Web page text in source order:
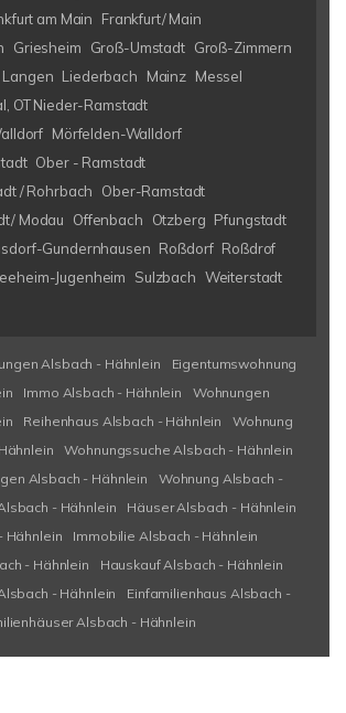
am Main
Frankfurt/ Main
Griesheim Groß-Umstadt Groß-Zimmern
Langen Liederbach Mainz Messel
OT Nieder-Ramstadt
Mörfelden-Walldorf
Ober - Ramstadt
/ Rohrbach
Ober-Ramstadt
Modau
Offenbach Otzberg Pfungstadt
Gundernhausen Roßdorf Roßdrof
Jugenheim Sulzbach Weiterstadt
Alsbach - Hähnlein
Eigentumswohnung
Immo Alsbach - Hähnlein
Wohnungen
Reihenhaus Alsbach - Hähnlein
Wohnung
Wohnungssuche Alsbach - Hähnlein
Alsbach - Hähnlein
Wohnung Alsbach -
- Hähnlein
Häuser Alsbach - Hähnlein
Hähnlein
Immobilie Alsbach - Hähnlein
- Hähnlein
Hauskauf Alsbach - Hähnlein
- Hähnlein
Einfamilienhaus Alsbach -
Alsbach - Hähnlein